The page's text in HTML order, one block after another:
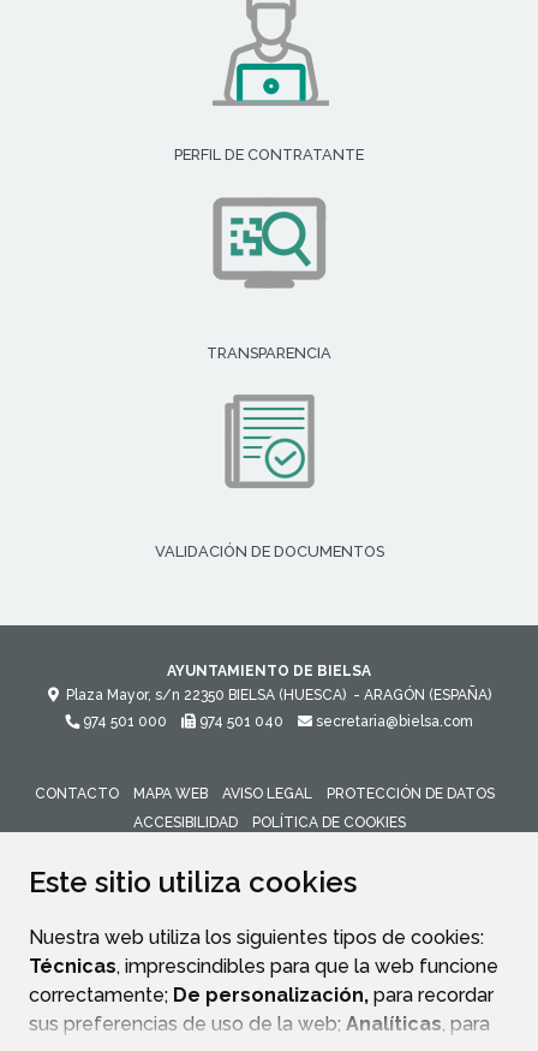
Este sitio utiliza cookies
Nuestra web utiliza los siguientes tipos de cookies:
Técnicas, imprescindibles para que la web funcione
correctamente; De personalización, para recordar
sus preferencias de uso de la web; Analíticas, para
PERFIL DE CONTRATANTE
TRANSPARENCIA
VALIDACIÓN DE DOCUMENTOS
AYUNTAMIENTO DE BIELSA
Plaza Mayor, s/n 22350 BIELSA (HUESCA) - ARAGÓN (ESPAÑA)
974 501 000
974 501 040 secretaria@bielsa.com
CONTACTO MAPA WEB AVISO LEGAL
PROTECCIÓN DE DATOS
ACCESIBILIDAD
POLÍTICA DE COOKIES